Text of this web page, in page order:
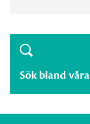
Sök bland våra